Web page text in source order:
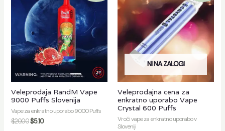
Veleprodaja RandM Vape
9000 Puffs Slovenija
Vape za enkratno uporabo 9000 Puffs
$20.00$5.10
NI NA ZALOGI
Veleprodajna cena za
enkratno uporabo Vape
Crystal 600 Puffs
Vroči vape za enkratno uporabo v
Sloveniji